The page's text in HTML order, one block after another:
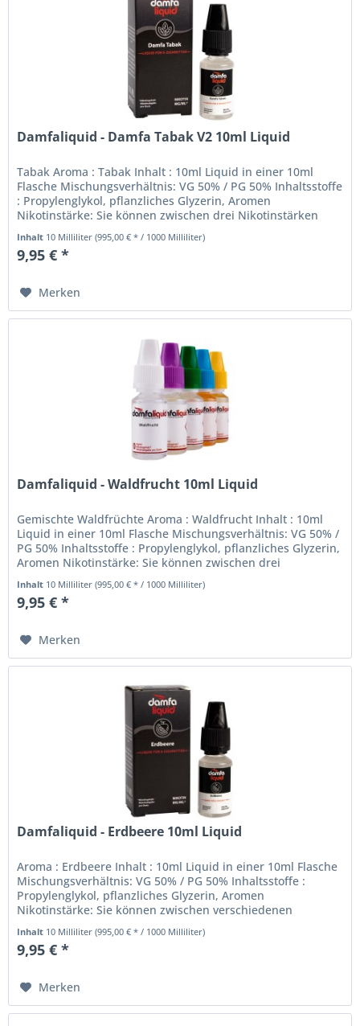
Damfaliquid - Damfa Tabak V2 10ml Liquid
Tabak Aroma : Tabak Inhalt : 10ml Liquid in einer 10ml
Flasche Mischungsverhältnis: VG 50% / PG 50% Inhaltsstoffe
: Propylenglykol, pflanzliches Glyzerin, Aromen
Nikotinstärke: Sie können zwischen drei Nikotinstärken
wählen. 0mg 3mg 6mg...
Inhalt 10 Milliliter(995,00 € * / 1000 Milliliter)
9,95 € *
Merken
Damfaliquid - Waldfrucht 10ml Liquid
Gemischte Waldfrüchte Aroma : Waldfrucht Inhalt : 10ml
Liquid in einer 10ml Flasche Mischungsverhältnis: VG 50% /
PG 50% Inhaltsstoffe : Propylenglykol, pflanzliches Glyzerin,
Aromen Nikotinstärke: Sie können zwischen drei
Nikotinstärken...
Inhalt 10 Milliliter(995,00 € * / 1000 Milliliter)
9,95 € *
Merken
Damfaliquid - Erdbeere 10ml Liquid
Aroma : Erdbeere Inhalt : 10ml Liquid in einer 10ml Flasche
Mischungsverhältnis: VG 50% / PG 50% Inhaltsstoffe :
Propylenglykol, pflanzliches Glyzerin, Aromen
Nikotinstärke: Sie können zwischen verschiedenen
Inhalt 10 Milliliter(995,00 € * / 1000 Milliliter)
9,95 € *
Merken